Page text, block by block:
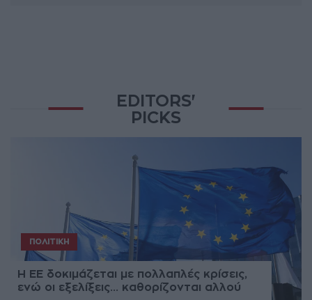
EDITORS'
PICKS
ΠΟΛΙΤΙΚΉ
Η ΕΕ δοκιμάζεται με πολλαπλές κρίσεις,
ενώ οι εξελίξεις... καθορίζονται αλλού